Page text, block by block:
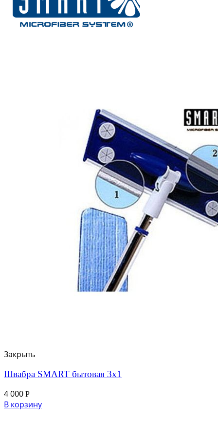
Закрыть
Швабра SMART бытовая 3х1
4 000 Р
В корзину